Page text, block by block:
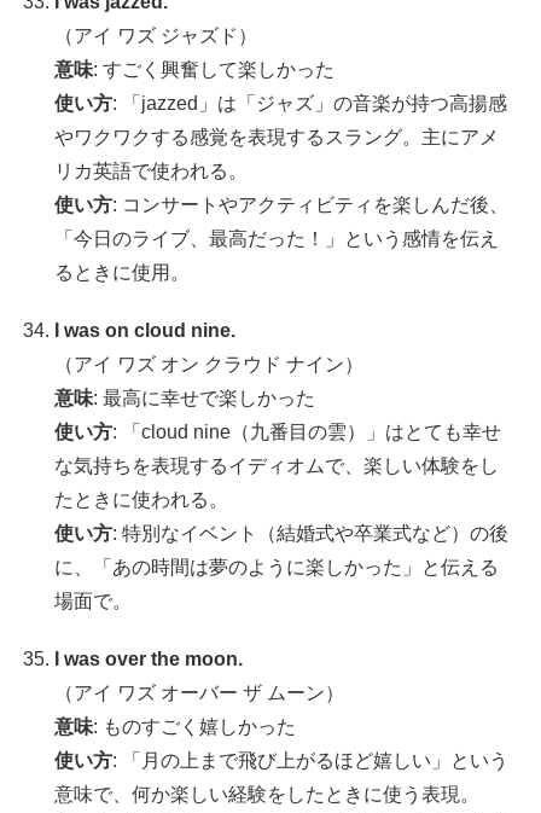
（アイ ワズ ジャズド）
意味: すごく興奮して楽しかった
使い方: 「jazzed」は「ジャズ」の音楽が持つ高揚感
やワクワクする感覚を表現するスラング。主にアメ
リカ英語で使われる。
使い方: コンサートやアクティビティを楽しんだ後、
「今日のライブ、最高だった！」という感情を伝え
るときに使用。
I was on cloud nine.
（アイ ワズ オン クラウド ナイン）
意味: 最高に幸せで楽しかった
使い方: 「cloud nine（九番目の雲）」はとても幸せ
な気持ちを表現するイディオムで、楽しい体験をし
たときに使われる。
使い方: 特別なイベント（結婚式や卒業式など）の後
に、「あの時間は夢のように楽しかった」と伝える
場面で。
I was over the moon.
（アイ ワズ オーバー ザ ムーン）
意味: ものすごく嬉しかった
使い方: 「月の上まで飛び上がるほど嬉しい」という
意味で、何か楽しい経験をしたときに使う表現。